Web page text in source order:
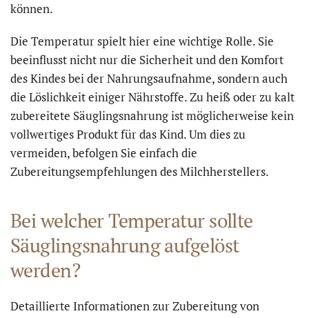
können.
Die Temperatur spielt hier eine wichtige Rolle. Sie
beeinflusst nicht nur die Sicherheit und den Komfort
des Kindes bei der Nahrungsaufnahme, sondern auch
die Löslichkeit einiger Nährstoffe. Zu heiß oder zu kalt
zubereitete Säuglingsnahrung ist möglicherweise kein
vollwertiges Produkt für das Kind. Um dies zu
vermeiden, befolgen Sie einfach die
Zubereitungsempfehlungen des Milchherstellers.
Bei welcher Temperatur sollte
Säuglingsnahrung aufgelöst
werden?
Detaillierte Informationen zur Zubereitung von